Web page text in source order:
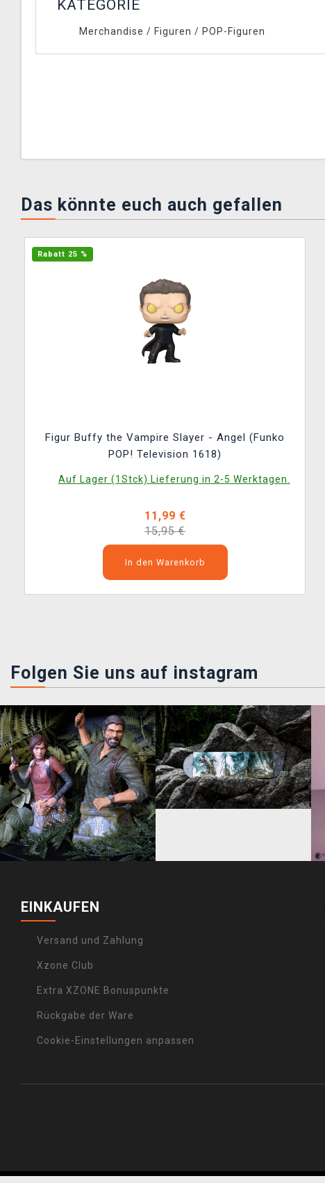
KATEGORIE
Merchandise / Figuren / POP-Figuren
Das könnte euch auch gefallen
Rabatt 25 %
Figur Buffy the Vampire Slayer - Angel (Funko
POP! Television 1618)
Auf Lager (1Stck) Lieferung in 2-5 Werktagen.
11,99 €
15,95 €
In den Warenkorb
Folgen Sie uns auf instagram
EINKAUFEN
Versand und Zahlung
Xzone Club
Extra XZONE Bonuspunkte
Rückgabe der Ware
Cookie-Einstellungen anpassen